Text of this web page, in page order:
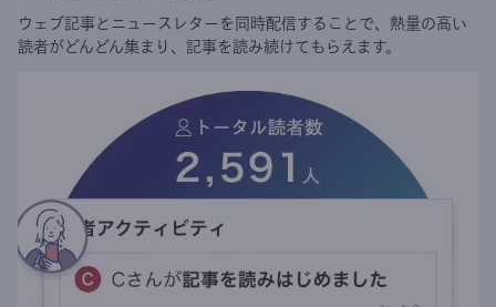
ウェブ記事とニュースレターを同時配信することで、熱量の高い
読者がどんどん集まり、記事を読み続けてもらえます。